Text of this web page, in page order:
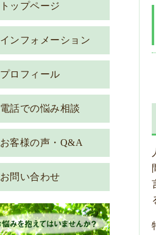
トップページ
インフォメーション
プロフィール
電話での悩み相談
お客様の声・Q&A
お問い合わせ